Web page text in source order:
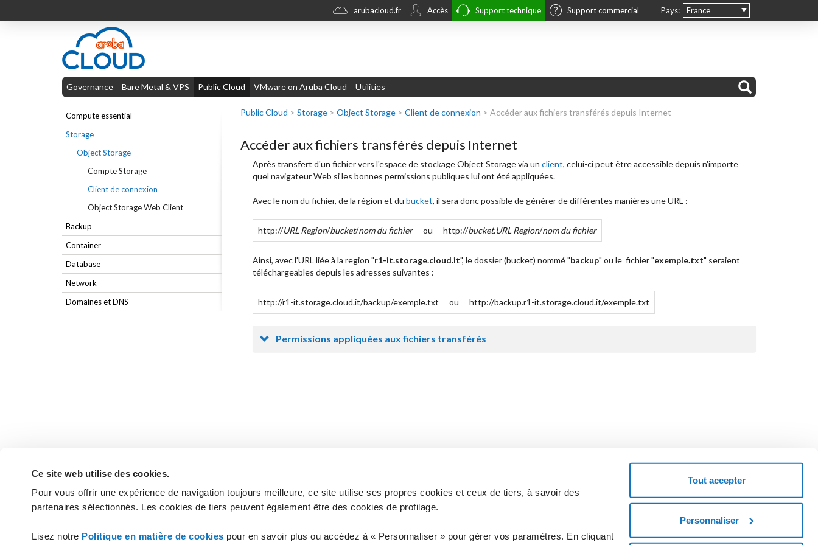
Ce site web utilise des cookies.
Pour vous offrir une expérience de navigation toujours meilleure, ce site utilise ses propres cookies et ceux de tiers, à savoir des
partenaires sélectionnés. Les cookies de tiers peuvent également être des cookies de profilage.
Lisez notre Politique en matière de cookies pour en savoir plus ou accédez à « Personnaliser » pour gérer vos paramètres. En cliquant
Tout accepter
Personnaliser
Pays: France
arubacloud.fr Accès Support technique Support commercial
Governance Bare Metal & VPS Public Cloud VMware on Aruba Cloud Utilities
Compute essential
Storage
Object Storage
Compte Storage
Client de connexion
Object Storage Web Client
Backup
Container
Database
Network
Domaines et DNS
Public Cloud > Storage> Object Storage> Client de connexion > Accéder aux fichiers transférés depuis Internet
Accéder aux fichiers transférés depuis Internet
Après transfert d'un fichier vers l'espace de stockage Object Storage via un client, celui-ci peut être accessible depuis n'importe
quel navigateur Web si les bonnes permissions publiques lui ont été appliquées.
Avec le nom du fichier, de la région et du bucket, il sera donc possible de générer de différentes manières une URL :
http://URL Region/bucket/nom du fichier ou http://bucket.URL Region/nom du fichier
Ainsi, avec l'URL liée à la region "r1-it.storage.cloud.it", le dossier (bucket) nommé "backup" ou le fichier "exemple.txt" seraient
téléchargeables depuis les adresses suivantes :
http://r1-it.storage.cloud.it/backup/exemple.txt ou http://backup.r1-it.storage.cloud.it/exemple.txt
Permissions appliquées aux fichiers transférés
Vous n'avez pas trouvé les réponses à vos questions ?
CONTACTEZ L'ASSISTANCE
Vous n'êtes pas client ? Demandez un code coupon et essayez le service.
COMMENCEZ MAINTENANT